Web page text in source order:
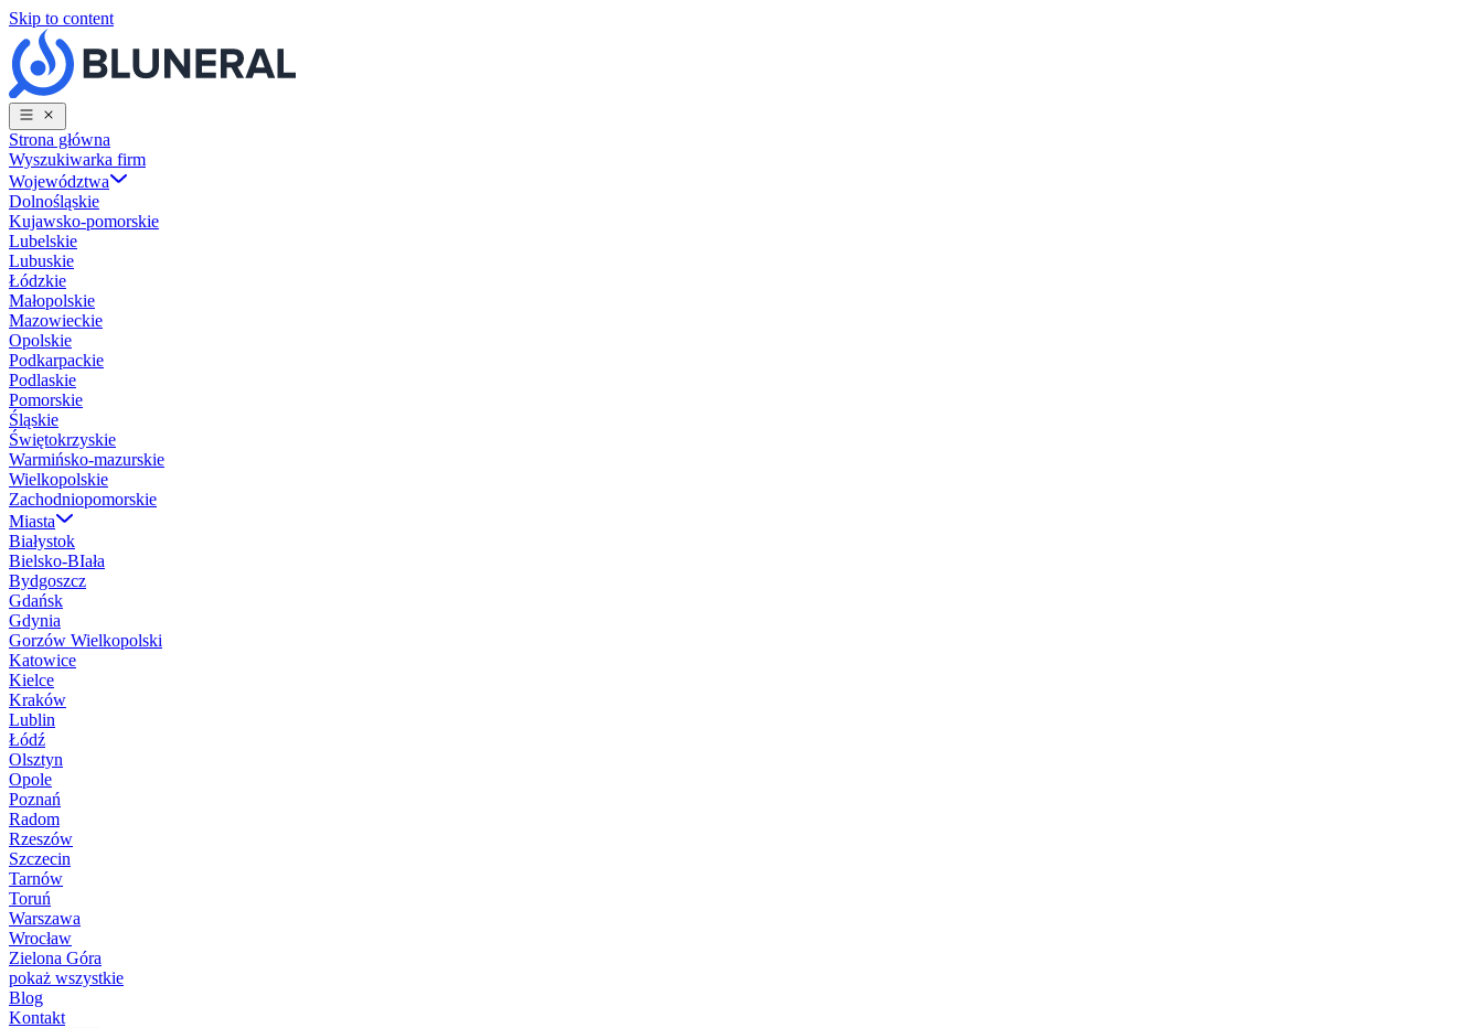
Skip to content
Strona główna
Wyszukiwarka firm
Województwa
Dolnośląskie
Kujawsko-pomorskie
Lubelskie
Lubuskie
Łódzkie
Małopolskie
Mazowieckie
Opolskie
Podkarpackie
Podlaskie
Pomorskie
Śląskie
Świętokrzyskie
Warmińsko-mazurskie
Wielkopolskie
Zachodniopomorskie
Miasta
Białystok
Bielsko-BIała
Bydgoszcz
Gdańsk
Gdynia
Gorzów Wielkopolski
Katowice
Kielce
Kraków
Lublin
Łódź
Olsztyn
Opole
Poznań
Radom
Rzeszów
Szczecin
Tarnów
Toruń
Warszawa
Wrocław
Zielona Góra
pokaż wszystkie
Blog
Kontakt